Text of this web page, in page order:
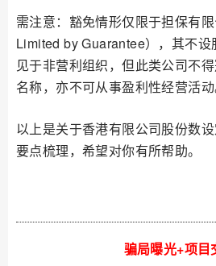
需注意：豁免情形仅限于担保有
Limited by Guarantee），其不
见于非营利组织，但此类公司不
名称，亦不可从事盈利性经营活动
以上是关于香港有限公司股份数
要点梳理，希望对你有所帮助。
骗局曝光+项目